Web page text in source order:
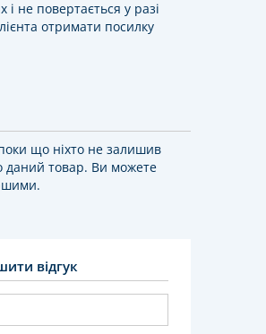
і не повертається у разі
отримати посилку
що ніхто не залишив
даний товар. Ви можете
відгук